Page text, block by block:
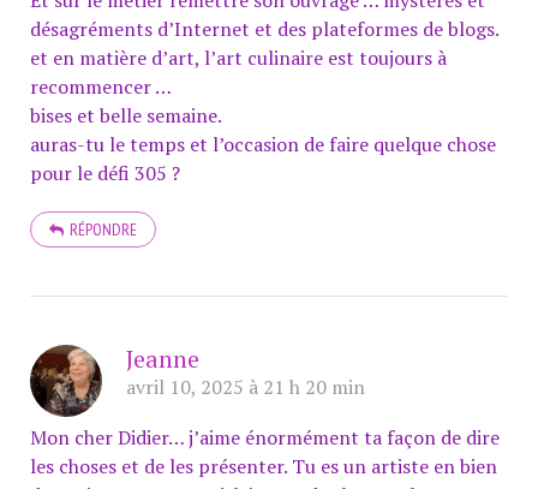
désagréments d’Internet et des plateformes de blogs.
et en matière d’art, l’art culinaire est toujours à
recommencer …
bises et belle semaine.
auras-tu le temps et l’occasion de faire quelque chose
pour le défi 305 ?
RÉPONDRE
Jeanne
avril 10, 2025 à 21 h 20 min
Mon cher Didier… j’aime énormément ta façon de dire
les choses et de les présenter. Tu es un artiste en bien